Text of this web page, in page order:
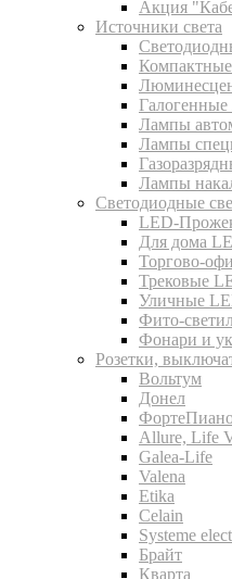
Акция
Источники света
Лампы
Лампы
Лампы
Светодиодные
LED-
Для дома
Торгово-
Трековые
Уличные
Фито-
Фонари и
Розетки,
Вольтум
Донел
Allure, Life
Galea-Life
Valena
Etika
Celain
Systeme
Брайт
Кварта